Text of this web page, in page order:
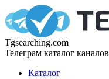
Tgsearching.com
Телеграм каталог каналов
Каталог